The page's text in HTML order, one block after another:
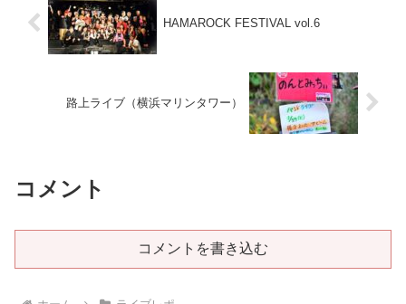
HAMAROCK FESTIVAL vol.6
路上ライブ（横浜マリンタワー）
コメント
コメントを書き込む